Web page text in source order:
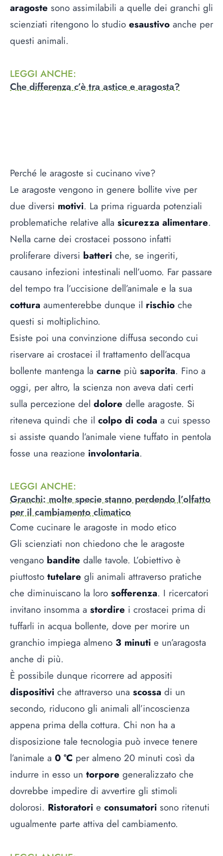
aragoste sono assimilabili a quelle dei granchi gli
scienziati ritengono lo studio esaustivo anche per
questi animali.
LEGGI ANCHE:
Che differenza c’è tra astice e aragosta?
Perché le aragoste si cucinano vive?
Le aragoste vengono in genere bollite vive per
due diversi motivi. La prima riguarda potenziali
problematiche relative alla sicurezza alimentare.
Nella carne dei crostacei possono infatti
proliferare diversi batteri che, se ingeriti,
causano infezioni intestinali nell’uomo. Far passare
del tempo tra l’uccisione dell’animale e la sua
cottura aumenterebbe dunque il rischio che
questi si moltiplichino.
Esiste poi una convinzione diffusa secondo cui
riservare ai crostacei il trattamento dell’acqua
bollente mantenga la carne più saporita. Fino a
oggi, per altro, la scienza non aveva dati certi
sulla percezione del dolore delle aragoste. Si
riteneva quindi che il colpo di coda a cui spesso
si assiste quando l’animale viene tuffato in pentola
fosse una reazione involontaria.
LEGGI ANCHE:
Granchi: molte specie stanno perdendo l’olfatto
per il cambiamento climatico
Come cucinare le aragoste in modo etico
Gli scienziati non chiedono che le aragoste
vengano bandite dalle tavole. L’obiettivo è
piuttosto tutelare gli animali attraverso pratiche
che diminuiscano la loro sofferenza. I ricercatori
invitano insomma a stordire i crostacei prima di
tuffarli in acqua bollente, dove per morire un
granchio impiega almeno 3 minuti e un’aragosta
anche di più.
È possibile dunque ricorrere ad appositi
dispositivi che attraverso una scossa di un
secondo, riducono gli animali all’incoscienza
appena prima della cottura. Chi non ha a
disposizione tale tecnologia può invece tenere
l’animale a 0 °C per almeno 20 minuti così da
indurre in esso un torpore generalizzato che
dovrebbe impedire di avvertire gli stimoli
dolorosi. Ristoratori e consumatori sono ritenuti
ugualmente parte attiva del cambiamento.